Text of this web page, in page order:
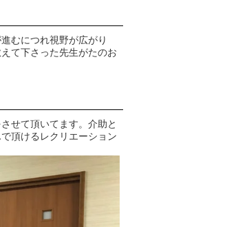
むにつれ視野が広がり
て下さった先生がたのお
せて頂いてます。介助と
頂けるレクリエーション